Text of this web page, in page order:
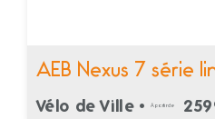
AEB Nexus 7 série
Vélo de Ville • À partir de